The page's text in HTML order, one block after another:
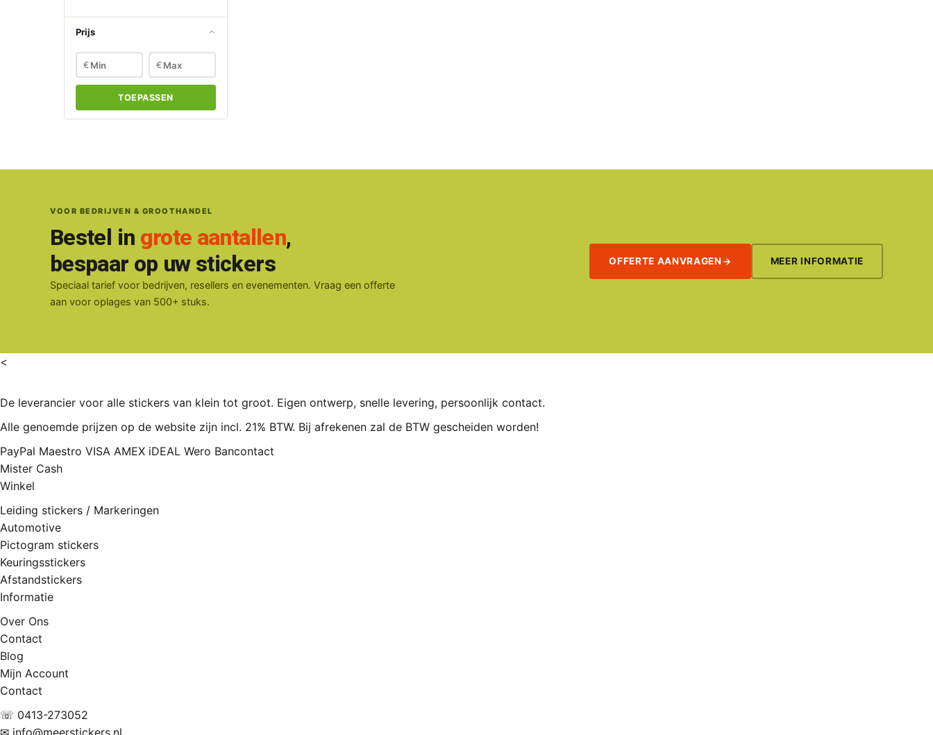
Prijs
€ €
TOEPASSEN
VOOR BEDRIJVEN & GROOTHANDEL
Bestel in grote aantallen,
bespaar op uw stickers
Speciaal tarief voor bedrijven, resellers en evenementen. Vraag een offerte
aan voor oplages van 500+ stuks.
OFFERTE AANVRAGEN MEER INFORMATIE
<
De leverancier voor alle stickers van klein tot groot. Eigen ontwerp, snelle levering, persoonlijk contact.
Alle genoemde prijzen op de website zijn incl. 21% BTW. Bij afrekenen zal de BTW gescheiden worden!
PayPal Maestro VISA AMEX iDEAL Wero Bancontact
Mister Cash
Winkel
Leiding stickers / Markeringen
Automotive
Pictogram stickers
Keuringsstickers
Afstandstickers
Informatie
Over Ons
Contact
Blog
Mijn Account
Contact
☏ 0413-273052
✉ info@meerstickers.nl